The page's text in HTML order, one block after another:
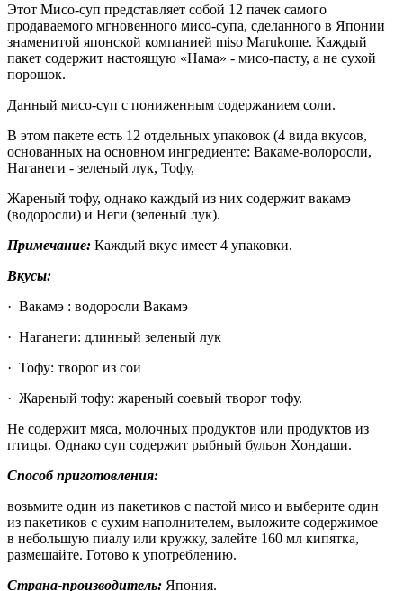
Этот Мисо-суп представляет собой 12 пачек самого
продаваемого мгновенного мисо-супа, сделанного в Японии
знаменитой японской компанией miso Marukome. Каждый
пакет содержит настоящую «Нама» - мисо-пасту, а не сухой
порошок.
Данный мисо-суп с пониженным содержанием соли.
В этом пакете есть 12 отдельных упаковок (4 вида вкусов,
основанных на основном ингредиенте: Вакаме-волоросли,
Наганеги - зеленый лук, Тофу,
Жареный тофу, однако каждый из них содержит вакамэ
(водоросли) и Неги (зеленый лук).
Примечание: Каждый вкус имеет 4 упаковки.
Вкусы:
· Вакамэ : водоросли Вакамэ
· Наганеги: длинный зеленый лук
· Тофу: творог из сои
· Жареный тофу: жареный соевый творог тофу.
Не содержит мяса, молочных продуктов или продуктов из
птицы. Однако суп содержит рыбный бульон Хондаши.
Способ приготовления:
возьмите один из пакетиков с пастой мисо и выберите один
из пакетиков с сухим наполнителем, выложите содержимое
в небольшую пиалу или кружку, залейте 160 мл кипятка,
размешайте. Готово к употреблению.
Страна-производитель: Япония.